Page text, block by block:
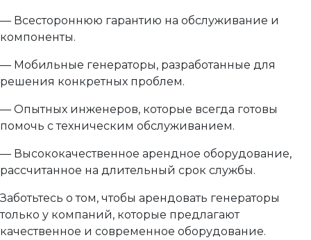
— Всестороннюю гарантию на обслуживание и
компоненты.
— Мобильные генераторы, разработанные для
решения конкретных проблем.
— Опытных инженеров, которые всегда готовы
помочь с техническим обслуживанием.
— Высококачественное арендное оборудование,
рассчитанное на длительный срок службы.
Заботьтесь о том, чтобы арендовать генераторы
только у компаний, которые предлагают
качественное и современное оборудование.